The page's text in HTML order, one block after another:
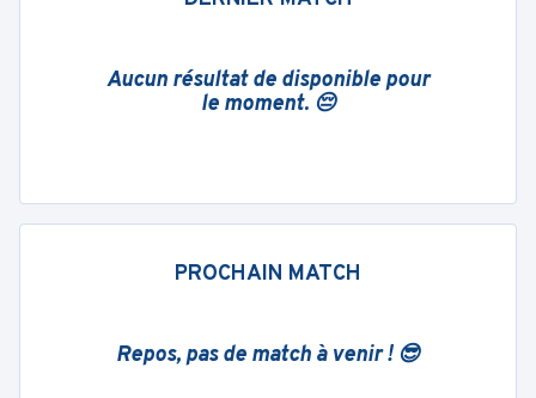
Aucun résultat de disponible pour
le moment. 😔
PROCHAIN MATCH
Repos, pas de match à venir ! 😎